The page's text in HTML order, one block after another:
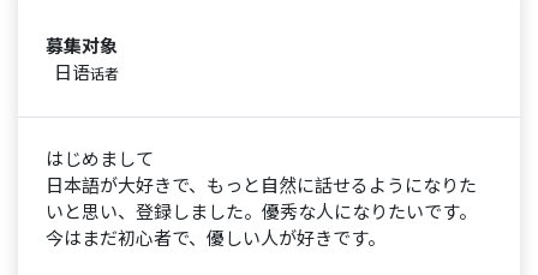
募集对象
日语话者
はじめまして
日本語が大好きで、もっと自然に話せるようになりた
いと思い、登録しました。優秀な人になりたいです。
今はまだ初心者で、優しい人が好きです。